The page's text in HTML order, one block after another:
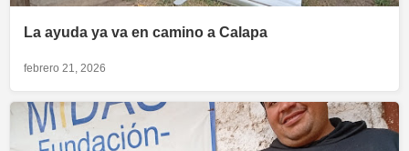
La ayuda ya va en camino a Calapa
febrero 21, 2026